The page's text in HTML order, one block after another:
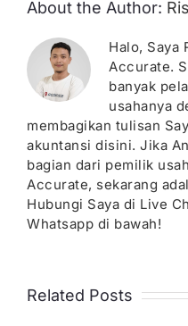
About the Author:
Halo, Saya
Accurate.
banyak
usahanya
membagikan tulisan
akuntansi disini. Jika
bagian dari pemilik
Accurate, sekarang
Hubungi Saya di Live
Whatsapp di bawah!
Related Posts